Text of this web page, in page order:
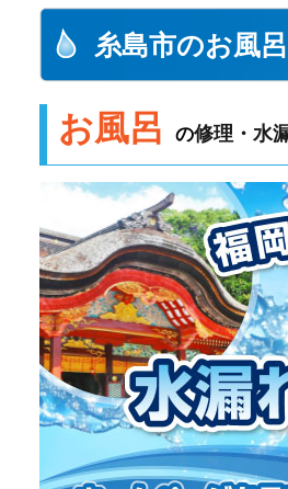
糸島市のお風
お風呂 の修理・水